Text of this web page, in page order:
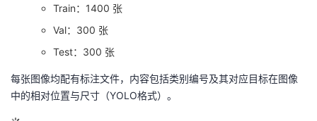
Train：1400 张
Val：300 张
Test：300 张
每张图像均配有标注文件，内容包括类别编号及其对应目标在图像
中的相对位置与尺寸（YOLO格式）。